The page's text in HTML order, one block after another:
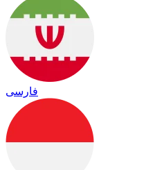
فارسی